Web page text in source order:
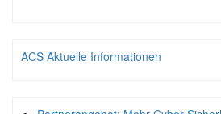
ACS Aktuelle Informationen